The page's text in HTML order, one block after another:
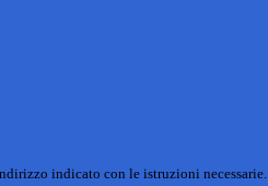
indicato con le istruzioni necessarie.